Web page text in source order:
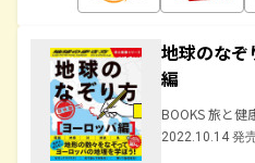
地球のな
編
BOOKS 旅と健
2022.10.14 発